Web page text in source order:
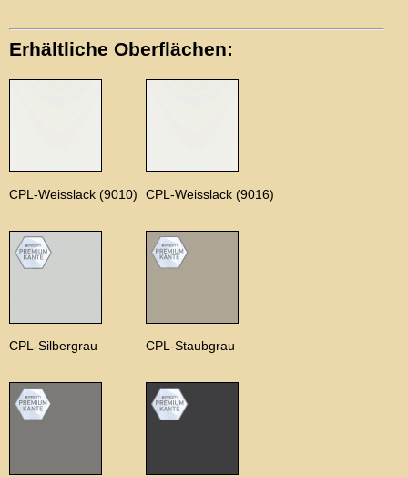
Erhältliche Oberflächen:
CPL-Weisslack (9010) CPL-Weisslack (9016)
CPL-Silbergrau CPL-Staubgrau